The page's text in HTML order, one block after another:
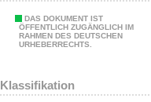
DAS DOKUMENT IST
ÖFFENTLICH ZUGÄNGLICH IM
RAHMEN DES DEUTSCHEN
URHEBERRECHTS.
Klassifikation